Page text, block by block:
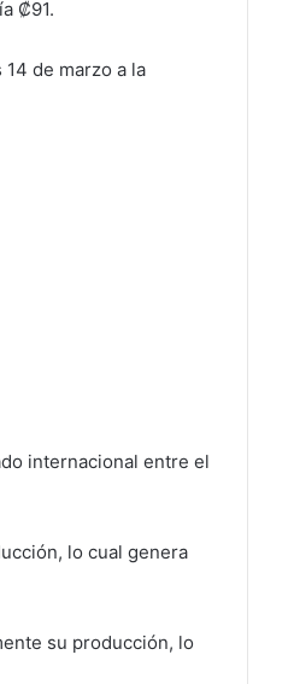
₡91.
de marzo a la
internacional entre el
lo cual genera
su producción, lo